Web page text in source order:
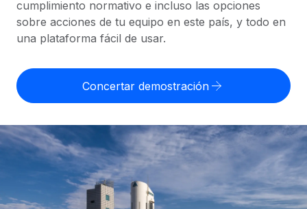
Employer of Record
Expándete en todo el mundo sin gastar en entidades.
cumpliendo la normativa.
Integra y gestiona a autónomos globalmente.
PEO
Externaliza tareas laborales complejas.
Explorador estatal de EE. UU.
Simplifica la contratación en todos los estados de EE.
Comparador de Remote
Compáranos con otras empresas.
ETAPAS DE CRECIMIENTO
Startups
Soluciones ágiles de RR. HH. globales y nóminas para
empresas en crecimiento.
Calculadora del riesgo de clasificación errónea
Consulta el riesgo de clasificación errónea por país.
cualquier país.
Descubre opciones de divisas y tiempos de pago para
autónomos globales.
APRENDIZAJE CON REMOTE
English
Nederlands
Français
cumplimiento normativo e incluso las opciones
sobre acciones de tu equipo en este país, y todo en
una plataforma fácil de usar.
Concertar demostración